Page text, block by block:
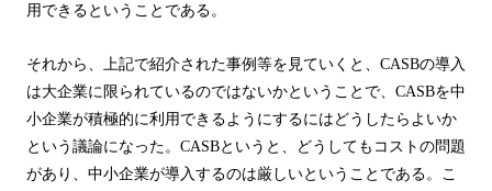
用できるということである。
それから、上記で紹介された事例等を見ていくと、 CASBの導入
は大企業に限られているのではないかということで、 CASBを中
小企業が積極的に利用できるようにするにはどうしたらよいか
という議論になった。 CASBというと、どうしてもコストの問題
があり、中小企業が導入するのは厳しいということである。こ